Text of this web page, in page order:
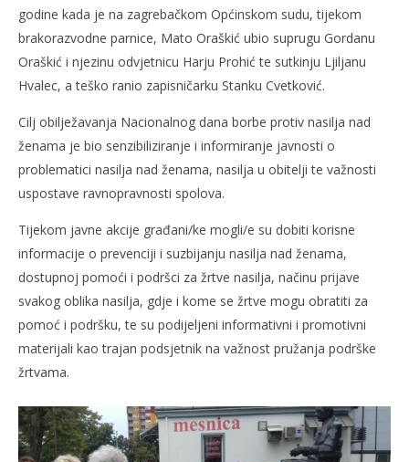
godine kada je na zagrebačkom Općinskom sudu, tijekom
brakorazvodne parnice, Mato Oraškić ubio suprugu Gordanu
Oraškić i njezinu odvjetnicu Harju Prohić te sutkinju Ljiljanu
Hvalec, a teško ranio zapisničarku Stanku Cvetković.
Cilj obilježavanja Nacionalnog dana borbe protiv nasilja nad
ženama je bio senzibiliziranje i informiranje javnosti o
problematici nasilja nad ženama, nasilja u obitelji te važnosti
uspostave ravnopravnosti spolova.
Tijekom javne akcije građani/ke mogli/e su dobiti korisne
informacije o prevenciji i suzbijanju nasilja nad ženama,
dostupnoj pomoći i podršci za žrtve nasilja, načinu prijave
svakog oblika nasilja, gdje i kome se žrtve mogu obratiti za
pomoć i podršku, te su podijeljeni informativni i promotivni
materijali kao trajan podsjetnik na važnost pružanja podrške
žrtvama.